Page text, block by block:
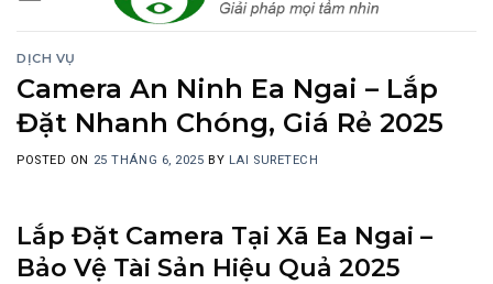
DỊCH VỤ
Camera An Ninh Ea Ngai – Lắp
Đặt Nhanh Chóng, Giá Rẻ 2025
POSTED ON 25 THÁNG 6, 2025 BY LAI SURETECH
Lắp Đặt Camera Tại Xã Ea Ngai –
Bảo Vệ Tài Sản Hiệu Quả 2025